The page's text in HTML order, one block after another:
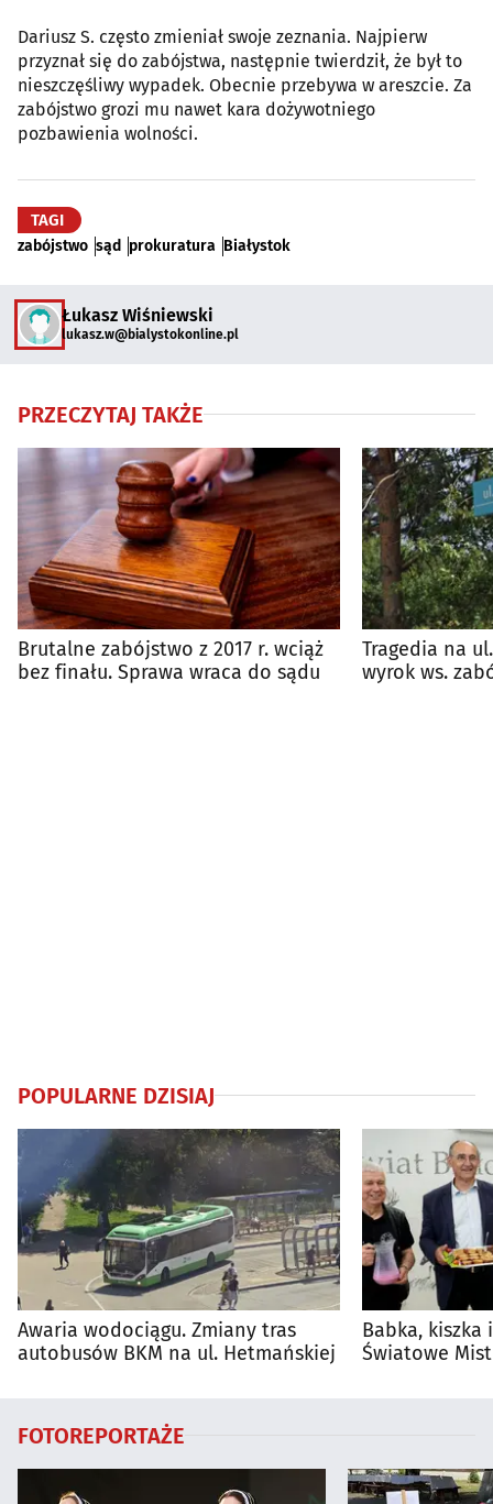
Dariusz S. często zmieniał swoje zeznania. Najpierw
przyznał się do zabójstwa, następnie twierdził, że był to
nieszczęśliwy wypadek. Obecnie przebywa w areszcie. Za
zabójstwo grozi mu nawet kara dożywotniego
pozbawienia wolności.
TAGI
zabójstwo sąd prokuratura Białystok
Łukasz Wiśniewski
lukasz.w@bialystokonline.pl
PRZECZYTAJ TAKŻE
Brutalne zabójstwo z 2017 r. wciąż
bez finału. Sprawa wraca do sądu
Tragedia na
wyrok ws.
POPULARNE DZISIAJ
Awaria wodociągu. Zmiany tras
autobusów BKM na ul. Hetmańskiej
Babka, kiszka
Światowe
FOTOREPORTAŻE